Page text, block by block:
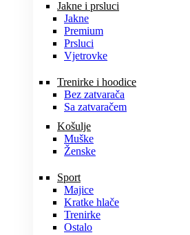
Jakne i prsluci
Jakne
Premium
Prsluci
Vjetrovke
Trenirke i hoodice
Bez zatvarača
Sa zatvaračem
Košulje
Muške
Ženske
Sport
Majice
Kratke hlače
Trenirke
Ostalo